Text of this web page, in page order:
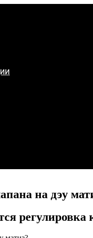
на дэу